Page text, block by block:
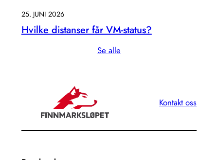
25. JUNI 2026
Hvilke distanser får VM-status?
Se alle
Kontakt oss